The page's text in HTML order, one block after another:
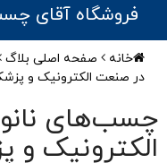
فروشگاه آقای
خانه صفحه اصلی بلاگ
در صنعت الکترونیک و
چسب‌های
الکترونیک و